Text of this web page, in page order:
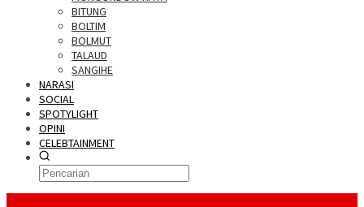
BITUNG
BOLTIM
BOLMUT
TALAUD
SANGIHE
NARASI
SOCIAL
SPOTYLIGHT
OPINI
CELEBTAINMENT